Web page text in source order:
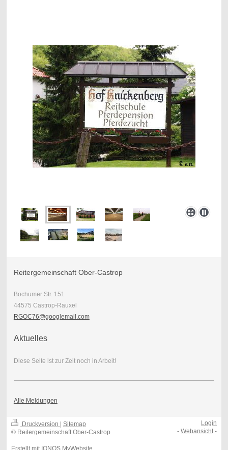
Reitergemeinschaft Ober-Castrop
Bochumer Str. 151
44575 Castrop-Rauxel
RGOC76@googlemail.com
Aktuelles
Diese Seite ist zur Zeit noch in Arbeit!
Alle Meldungen
Druckversion | Sitemap
© Reitergemeinschaft Ober-Castrop
Erstellt mit IONOS MyWebsite
Login
-Webansicht -